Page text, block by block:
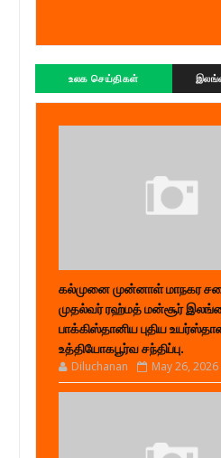
உலக செய்திகள்
கல்முனை முன்னாள் மாநகர சபை
முதல்வர் ரஹ்மத் மன்சூர்
பாக்கிஸ்தானிய புதிய
உத்தியோகபூர்வ சந்திப்பு.
Diluchanan May 26, 2026